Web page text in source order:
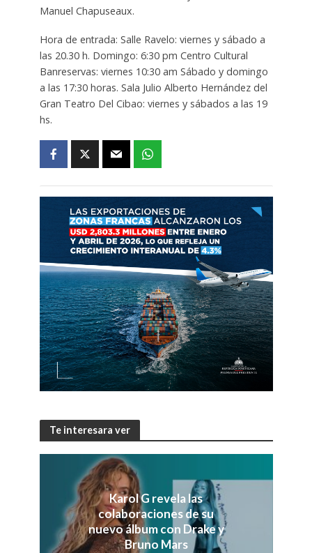
Manuel Chapuseaux.
Hora de entrada: Salle Ravelo: viernes y sábado a
las 20.30 h. Domingo: 6:30 pm Centro Cultural
Banreservas: viernes 10:30 am Sábado y domingo
a las 17:30 horas. Sala Julio Alberto Hernández del
Gran Teatro Del Cibao: viernes y sábados a las 19
hs.
Te interesara ver
Karol G revela las
colaboraciones de su
nuevo álbum con Drake y
Bruno Mars